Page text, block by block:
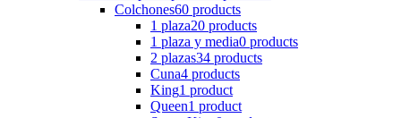
Colchones60 products
1 plaza20 products
1 plaza y media0 products
2 plazas34 products
Cuna4 products
King1 product
Queen1 product